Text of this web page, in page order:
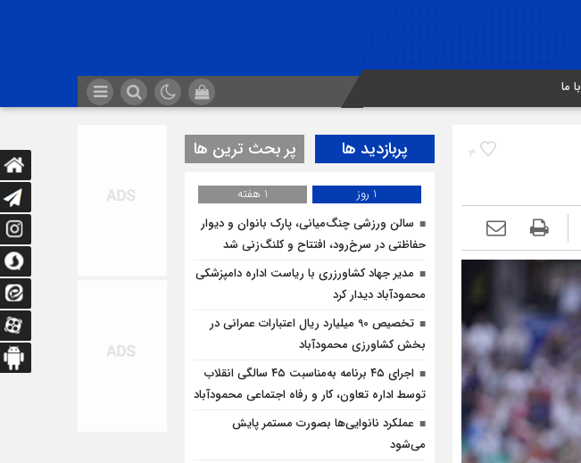
ما
3 پربازدید ها پر بحث ترین ها
1 روز
1 هفته
سالن ورزشی چنگ‌میانی، پارک بانوان و دیوار
حفاظتی در سرخ‌رود، افتتاح و کلنگ‌زنی شد
مدیر جهاد کشاورزری با ریاست اداره دامپزشکی
محمودآباد دیدار کرد
تخصیص 90 میلیارد ریال اعتبارات عمرانی در
بخش کشاورزی محمودآباد
اجرای ۴۵ برنامه به‌مناسبت ۴۵ سالگی انقلاب
توسط اداره تعاون، کار و رفاه اجتماعی محمودآباد
عملکرد نانوایی‌ها بصورت مستمر پایش
می‌شود